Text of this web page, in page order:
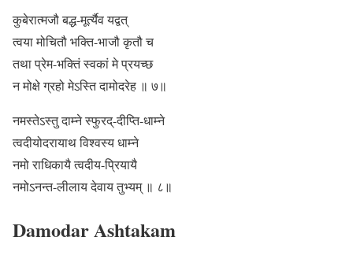
कुबेरात्मजौ बद्ध-मूर्त्यैव यद्वत्
त्वया मोचितौ भक्ति-भाजौ कृतौ च
तथा प्रेम-भक्तिं स्वकां मे प्रयच्छ
न मोक्षे ग्रहो मेऽस्ति दामोदरेह ॥ ७॥
नमस्तेऽस्तु दाम्ने स्फुरद्-दीप्ति-धाम्ने
त्वदीयोदरायाथ विश्वस्य धाम्ने
नमो राधिकायै त्वदीय-प्रियायै
नमोऽनन्त-लीलाय देवाय तुभ्यम् ॥ ८॥
Damodar Ashtakam